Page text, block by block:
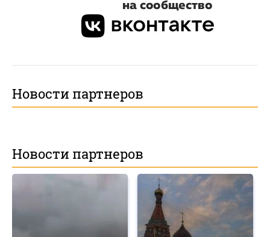
Новости партнеров
Новости партнеров